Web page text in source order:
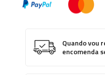
Quando vou
encomenda